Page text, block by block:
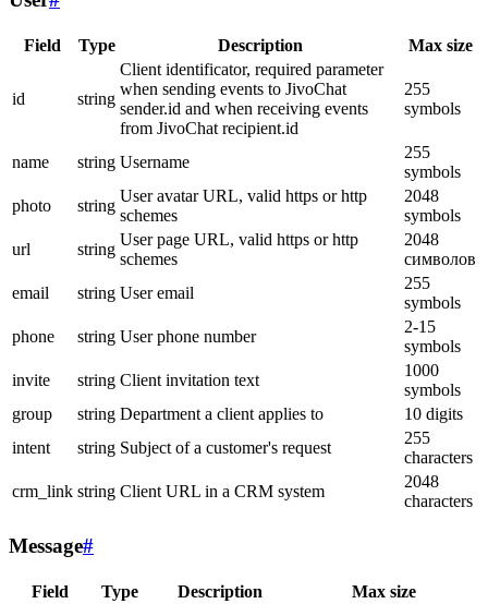
Field Type Description Max size
id string
Client identificator, required parameter
when sending events to JivoChat
sender.id and when receiving events
from JivoChat recipient.id
255
symbols
name string Username
255
symbols
photo
string
User avatar URL, valid https or http
schemes
2048
symbols
url
string
User page URL, valid https or http
schemes
2048
символов
email
string User email
255
symbols
phone
string User phone number
2-15
symbols
invite
string Client invitation text
1000
symbols
group
string Department a client applies to
10 digits
intent
string Subject of a customer's request
255
characters
crm_link string Client URL in a CRM system
2048
characters
Message#
Field Type Description Max size